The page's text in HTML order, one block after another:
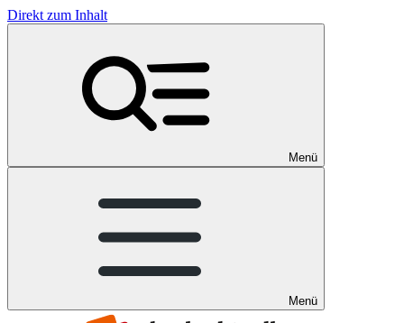
Direkt zum Inhalt
Menü
Menü